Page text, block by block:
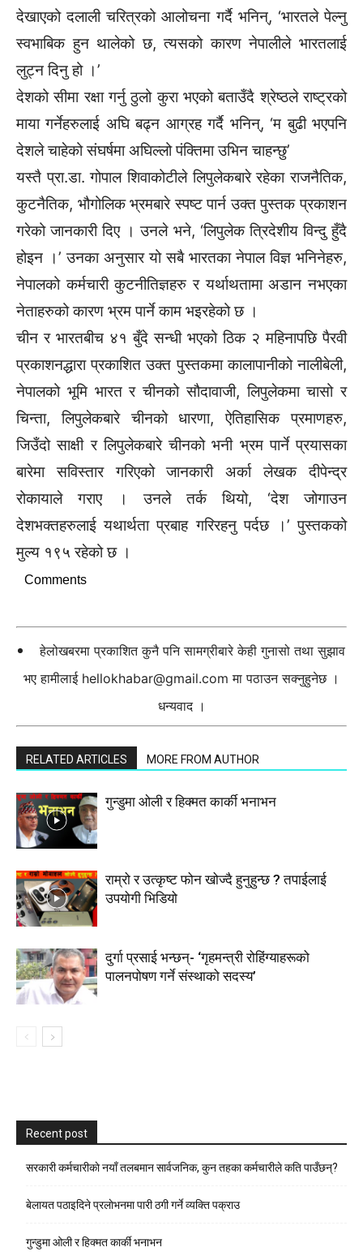
देखाएको दलाली चरित्रको आलोचना गर्दै भनिन्, ‘भारतले पेल्नु
स्वभाबिक हुन थालेको छ, त्यसको कारण नेपालीले भारतलाई
लुट्न दिनु हो ।’
देशको सीमा रक्षा गर्नु ठुलो कुरा भएको बताउँदै श्रेष्ठले राष्ट्रको
माया गर्नेहरुलाई अघि बढ्न आग्रह गर्दै भनिन्, ‘म बुढी भएपनि
देशले चाहेको संघर्षमा अघिल्लो पंक्तिमा उभिन चाहन्छु’
यस्तै प्रा.डा. गोपाल शिवाकोटीले लिपुलेकबारे रहेका राजनैतिक,
कुटनैतिक, भौगोलिक भ्रमबारे स्पष्ट पार्न उक्त पुस्तक प्रकाशन
गरेको जानकारी दिए । उनले भने, ‘लिपुलेक त्रिदेशीय विन्दु हुँदै
होइन ।’ उनका अनुसार यो सबै भारतका नेपाल विज्ञ भनिनेहरु,
नेपालको कर्मचारी कुटनीतिज्ञहरु र यर्थाथतामा अडान नभएका
नेताहरुको कारण भ्रम पार्ने काम भइरहेको छ ।
चीन र भारतबीच ४१ बुँदे सन्धी भएको ठिक २ महिनापछि पैरवी
प्रकाशनद्धारा प्रकाशित उक्त पुस्तकमा कालापानीको नालीबेली,
नेपालको भूमि भारत र चीनको सौदावाजी, लिपुलेकमा चासो र
चिन्ता, लिपुलेकबारे चीनको धारणा, ऐतिहासिक प्रमाणहरु,
जिउँदो साक्षी र लिपुलेकबारे चीनको भनी भ्रम पार्ने प्रयासका
बारेमा सविस्तार गरिएको जानकारी अर्का लेखक दीपेन्द्र
रोकायाले गराए । उनले तर्क थियो, ‘देश जोगाउन
देशभक्तहरुलाई यथार्थता प्रबाह गरिरहनु पर्दछ ।’ पुस्तकको
मुल्य १९५ रहेको छ ।
Comments
हेलोखबरमा प्रकाशित कुनै पनि सामग्रीबारे केही गुनासो तथा सुझाव
भए हामीलाई hellokhabar@gmail.com मा पठाउन सक्नुहुनेछ ।
धन्यवाद ।
RELATED ARTICLES MORE FROM AUTHOR
गुन्डुमा ओली र हिक्मत कार्की भनाभन
राम्रो र उत्कृष्ट फोन खोज्दै हुनुहुन्छ ? तपाईलाई
उपयोगी भिडियो
दुर्गा प्रसाई भन्छन्- ‘गृहमन्त्री रोहिंग्याहरूको
पालनपोषण गर्ने संस्थाको सदस्य’
Recent post
सरकारी कर्मचारीकाे नयाँ तलबमान सार्वजनिक, कुन तहका कर्मचारीले कति पाउँछन्?
बेलायत पठाइदिने प्रलाेभनमा पारी ठगी गर्ने व्यक्ति पक्राउ
गुन्डुमा ओली र हिक्मत कार्की भनाभन